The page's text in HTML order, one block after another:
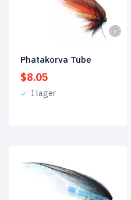
Phatakorva Tube
$8.05
I lager